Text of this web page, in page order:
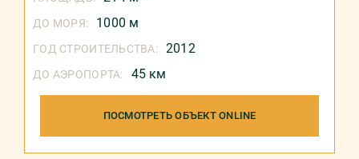
ДО МОРЯ: 1000 м
ГОД СТРОИТЕЛЬСТВА: 2012
ДО АЭРОПОРТА: 45 км
ПОСМОТРЕТЬ ОБЪЕКТ ONLINE